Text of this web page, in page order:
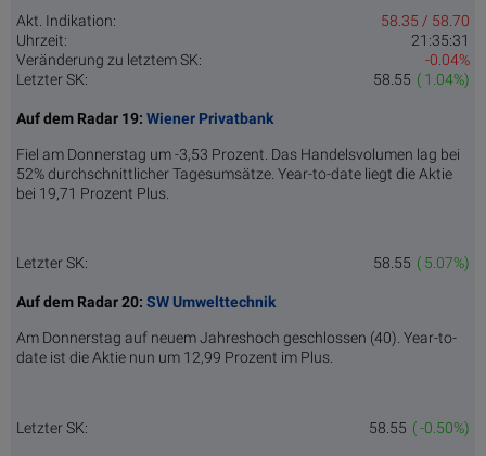
Akt. Indikation:
58.35 / 58.70
Uhrzeit:
21:35:31
Veränderung zu letztem SK:
-0.04%
Letzter SK:
( 1.04%)
58.55
Auf dem Radar 19: Wiener Privatbank
Fiel am Donnerstag um -3,53 Prozent. Das Handelsvolumen lag bei
52% durchschnittlicher Tagesumsätze. Year-to-date liegt die Aktie
bei 19,71 Prozent Plus.
Letzter SK: ( 5.07%)
58.55
Auf dem Radar 20: SW Umwelttechnik
Am Donnerstag auf neuem Jahreshoch geschlossen (40). Year-to-
date ist die Aktie nun um 12,99 Prozent im Plus.
Letzter SK: ( -0.50%)
58.55